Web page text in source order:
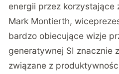
energii przez korzystające
Mark Montierth,
bardzo obiecujące wizje
generatywnej SI znacznie
związane z